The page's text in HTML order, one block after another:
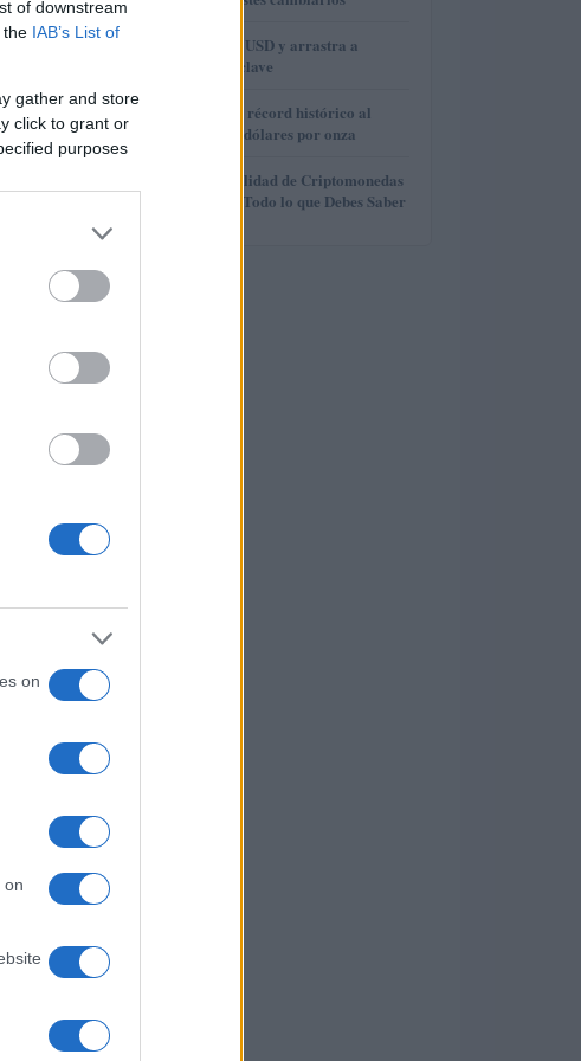
of downstream
the IAB’s List of
gather and store
click to grant or
purposes
on
on
3
Brent cae a 91.82 USD y arrastra a
materias primas clave
4 El oro alcanza un récord histórico al
superar los 4.400 dólares por onza
5
Claves de la Fiscalidad de Criptomonedas
en el Extranjero: Todo lo que Debes Saber